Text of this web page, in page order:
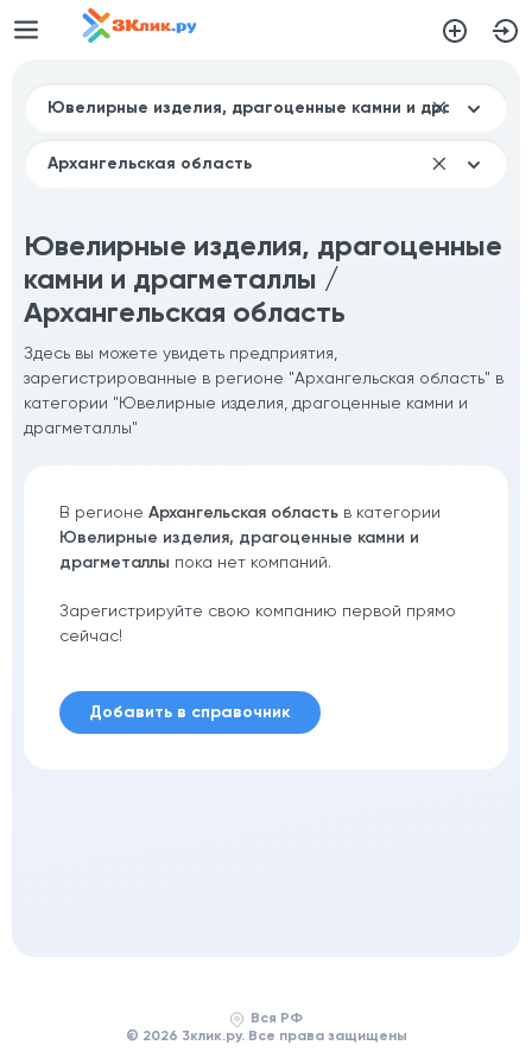
Ювелирные изделия, драгоценные
камни и драгметаллы /
Архангельская область
Здесь вы можете увидеть предприятия,
зарегистрированные в регионе "Архангельская область" в
категории "Ювелирные изделия, драгоценные камни и
драгметаллы"
В регионе Архангельская область в категории
Ювелирные изделия, драгоценные камни и
драгметаллы пока нет компаний.
Зарегистрируйте свою компанию первой прямо
сейчас!
Добавить в справочник
Вся РФ
© 2026 3клик.ру. Все права защищены